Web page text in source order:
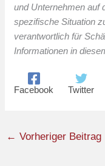
und Unternehmen auf
spezifische Situation
verantwortlich für
Informationen in
Facebook Twitter
← Vorheriger Beitrag